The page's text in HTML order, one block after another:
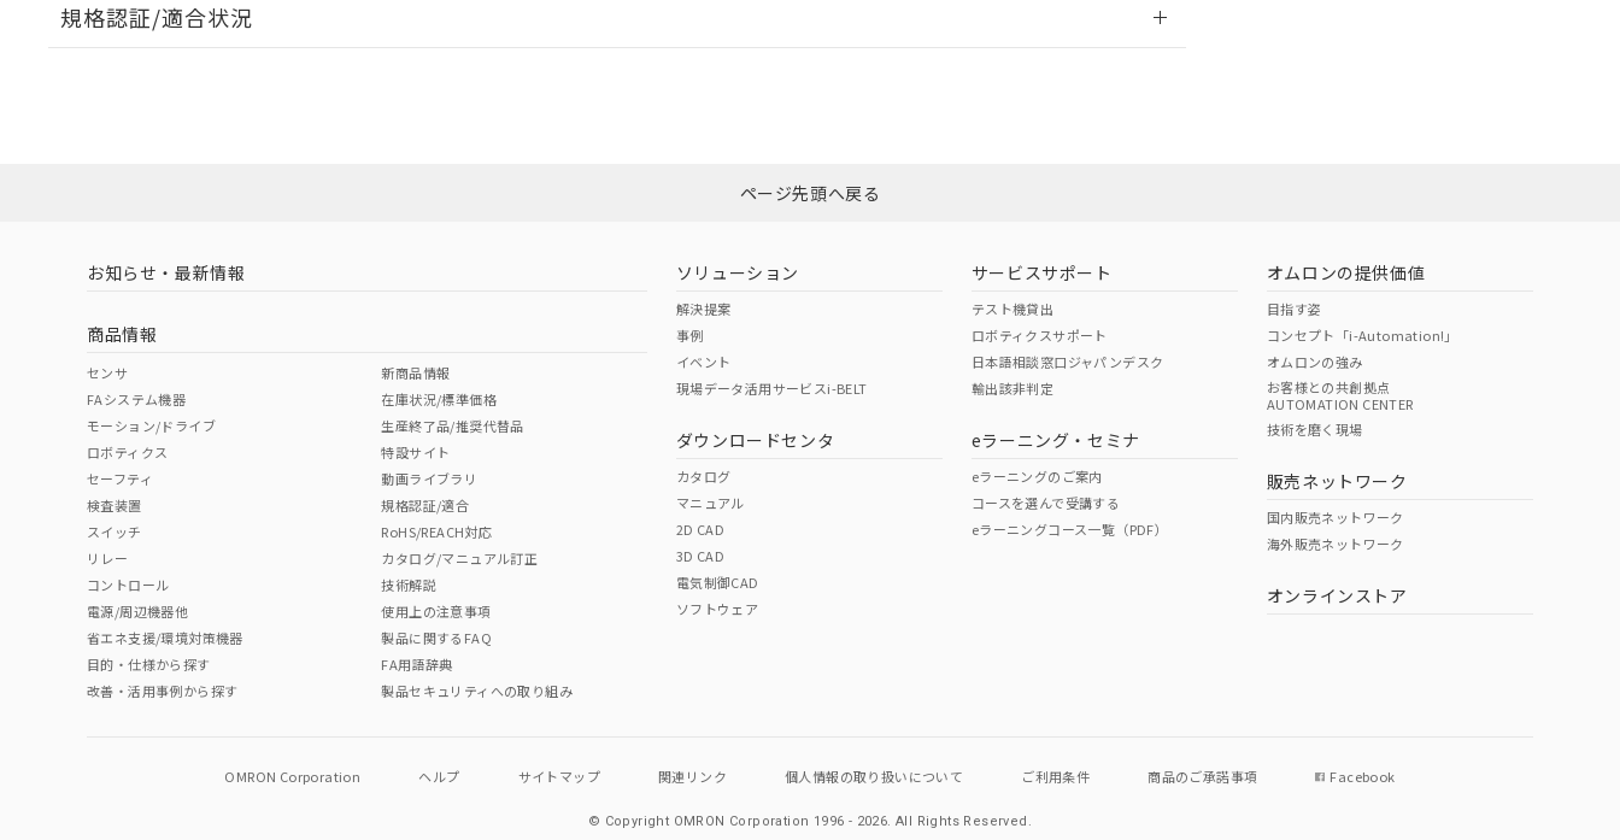
EU RoHS 注意事項・凡例
ダウンロードはこちら
中国 RoHS 注意事項・凡例
中国 RoHS表
Pb Hg Cr(VI)
O O
"対応済み"や非含有の記載がされた商品であっても、流通在庫等で未対応品が混在する可能性があります。
非含有品が必要な際は、弊社営業部門もしくは販売店へお問い合わせください。
規格認証/適合状況
ページ先頭へ戻る
お知らせ・最新情報
商品情報
センサ
FAシステム機器
モーション/ドライブ
ロボティクス
セーフティ
検査装置
スイッチ
リレー
コントロール
電源/周辺機器他
省エネ支援/環境対策機器
目的・仕様から探す
改善・活用事例から探す
新商品情報
在庫状況/標準価格
生産終了品/推奨代替品
特設サイト
動画ライブラリ
規格認証/適合
RoHS/REACH対応
カタログ/マニュアル訂正
技術解説
使用上の注意事項
製品に関するFAQ
FA用語辞典
製品セキュリティへの取り組み
ソリューション
解決提案
事例
イベント
現場データ活用サービスi-BELT
ダウンロードセンタ
カタログ
マニュアル
2D CAD
3D CAD
電気制御CAD
ソフトウェア
サービスサポート
テスト機貸出
ロボティクスサポート
日本語相談窓口ジャパンデスク
輸出該非判定
eラーニング・セミナ
eラーニングのご案内
コースを選んで受講する
eラーニングコース一覧（PDF）
オムロンの提供価値
目指す姿
コンセプト「i-Automation!」
オムロンの強み
お客様との共創拠点
AUTOMATION CENTER
技術を磨く現場
販売ネットワーク
国内販売ネットワーク
海外販売ネットワーク
オンラインストア
OMRON Corporation ヘルプ サイトマップ 関連リンク 個人情報の取り扱いについて ご利用条件 商品のご承諾事項 Facebook
© Copyright OMRON Corporation 1996 - 2026.All Rights Reserved.